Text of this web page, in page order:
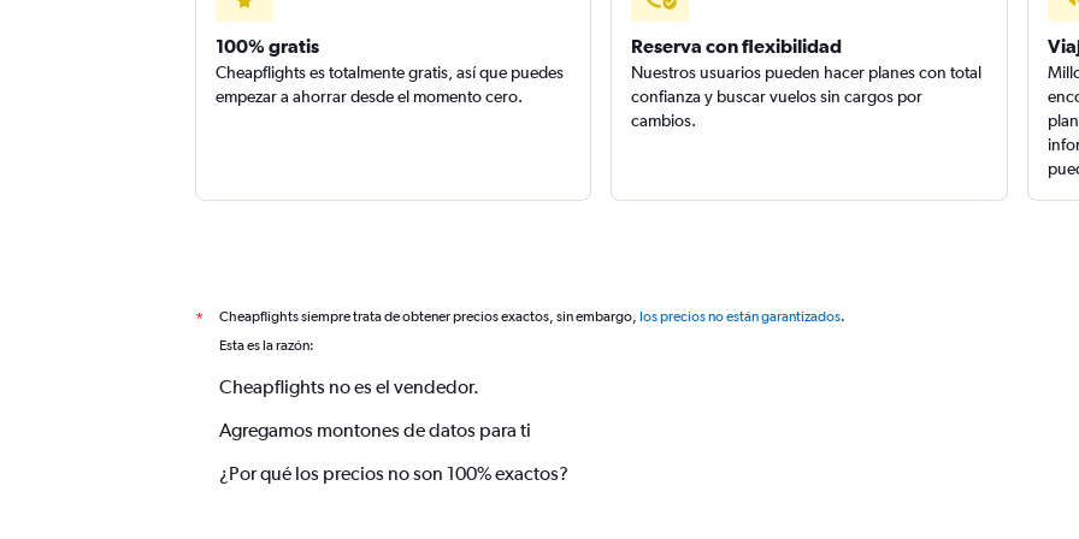
100% gratis
Cheapflights es totalmente gratis, así que puedes
empezar a ahorrar desde el momento cero.
Reserva con flexibilidad
Nuestros usuarios pueden hacer planes con total
confianza y buscar vuelos sin cargos por
cambios.
* Cheapflights siempre trata de obtener precios exactos, sin embargo, los precios no están garantizados.
Esta es la razón:
Cheapflights no es el vendedor.
Agregamos montones de datos para ti
¿Por qué los precios no son 100% exactos?